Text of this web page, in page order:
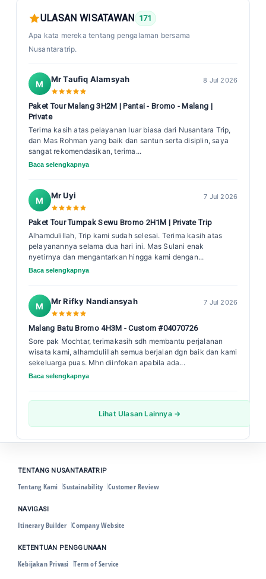
ULASAN WISATAWAN
171
Apa kata mereka tentang pengalaman bersama
Nusantaratrip.
M Mr Taufiq Alamsyah 8 Jul 2026
Paket Tour Malang 3H2M | Pantai - Bromo - Malang |
Private
Terima kasih atas pelayanan luar biasa dari Nusantara Trip,
dan Mas Rohman yang baik dan santun serta disiplin, saya
sangat rekomendasikan, terima...
Baca selengkapnya
M Mr Uyi 7 Jul 2026
Paket Tour Tumpak Sewu Bromo 2H1M | Private Trip
Alhamdulillah, Trip kami sudah selesai. Terima kasih atas
pelayanannya selama dua hari ini. Mas Sulani enak
nyetirnya dan mengantarkan hingga kami dengan...
Baca selengkapnya
M Mr Rifky Nandiansyah 7 Jul 2026
Malang Batu Bromo 4H3M - Custom #04070726
Sore pak Mochtar, terimakasih sdh membantu perjalanan
wisata kami, alhamdulillah semua berjalan dgn baik dan kami
sekeluarga puas. Mhn diinfokan apabila ada...
Baca selengkapnya
Lihat Ulasan Lainnya →
TENTANG NUSANTARATRIP
Tentang Kami Sustainability Customer Review
NAVIGASI
Itinerary Builder Company Website
KETENTUAN PENGGUNAAN
Kebijakan Privasi Term of Service